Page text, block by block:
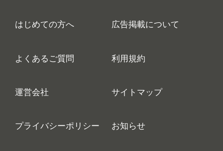
はじめての方へ 広告掲載について
よくあるご質問 利用規約
運営会社 サイトマップ
プライバシーポリシー お知らせ